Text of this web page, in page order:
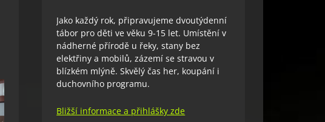
Jako každý rok, připravujeme dvoutýdenní
tábor pro děti ve věku 9-15 let. Umístění v
nádherné přírodě u řeky, stany bez
elektřiny a mobilů, zázemí se stravou v
blízkém mlýně. Skvělý čas her, koupání i
duchovního programu.
Bližší informace a přihlášky zde